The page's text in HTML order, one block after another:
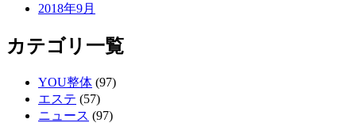
2018年9月
カテゴリ一覧
YOU整体 (97)
エステ (57)
ニュース (97)